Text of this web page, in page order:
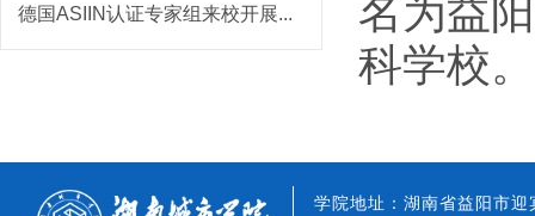
高层次人...
德国ASIIN认证专家组来校开展...
名为益
科学校
学院地址：湖南省益阳市